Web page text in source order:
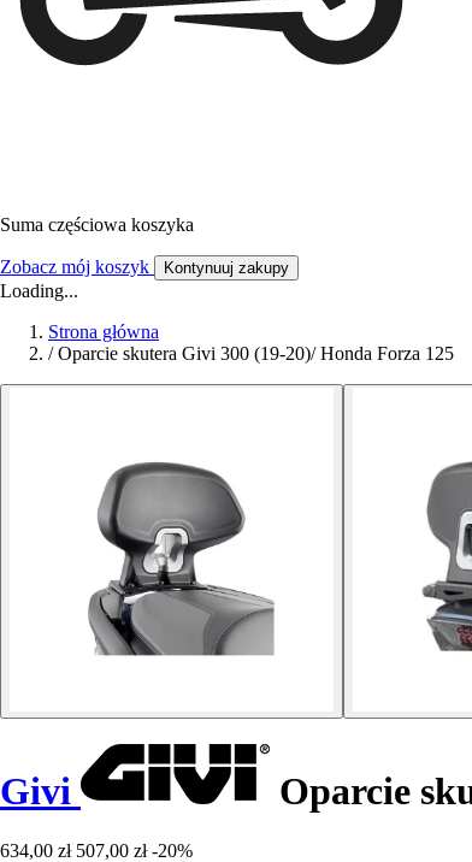
Suma częściowa koszyka
Zobacz mój koszyk Kontynuuj zakupy
Loading...
Strona główna
/ Oparcie skutera Givi 300 (19-20)/ Honda Forza 125
Givi Oparcie
634,00 zł 507,00 zł -20%